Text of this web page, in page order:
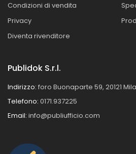
Condizioni di vendita
Privacy
Diventa rivenditore
Publidok S.r.l.
Indirizzo: foro Buonaparte 59, 20121
Telefono: 0171.937225
Email: info@publiufficio.com